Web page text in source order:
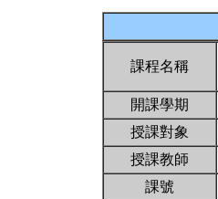
課程名稱
開課學期
授課對象
授課教師
課號